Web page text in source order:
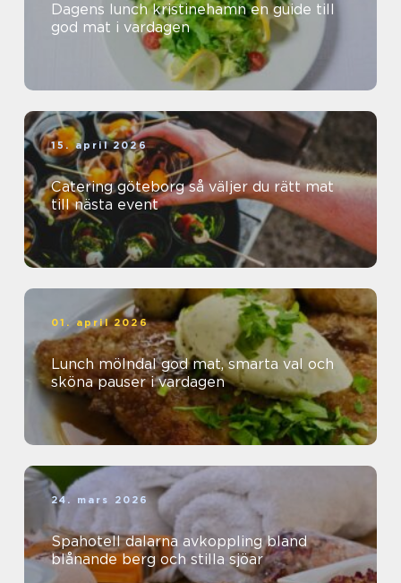
Dagens lunch kristinehamn en guide till
god mat i vardagen
15. april 2026
Catering göteborg så väljer du rätt mat
till nästa event
01. april 2026
Lunch mölndal god mat, smarta val och
sköna pauser i vardagen
24. mars 2026
Spahotell dalarna avkoppling bland
blånande berg och stilla sjöar